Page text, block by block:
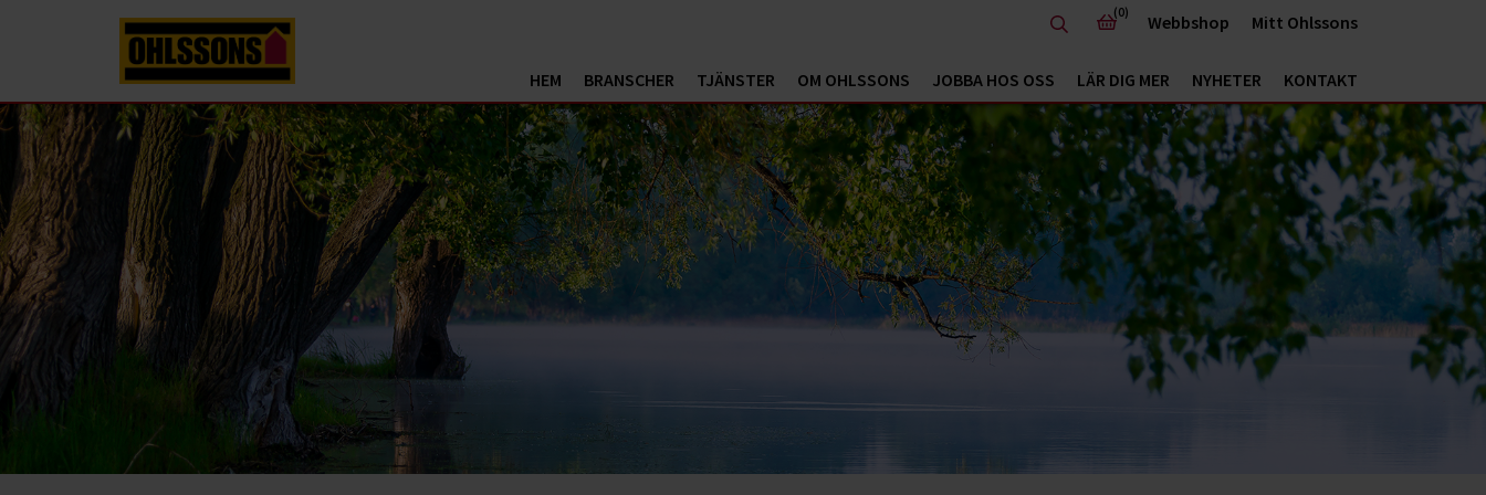
HEM BRANSCHER TJÄNSTER OM OHLSSONS JOBBA HOS OSS LÄR DIG MER NYHETER KONTAKT
(0) Webbshop Mitt Ohlssons